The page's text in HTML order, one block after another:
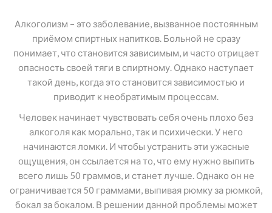
Алкоголизм – это заболевание, вызванное постоянным
приёмом спиртных напитков. Больной не сразу
понимает, что становится зависимым, и часто отрицает
опасность своей тяги в спиртному. Однако наступает
такой день, когда это становится зависимостью и
приводит к необратимым процессам.
Человек начинает чувствовать себя очень плохо без
алкоголя как морально, так и психически. У него
начинаются ломки. И чтобы устранить эти ужасные
ощущения, он ссылается на то, что ему нужно выпить
всего лишь 50 граммов, и станет лучше. Однако он не
ограничивается 50 граммами, выпивая рюмку за рюмкой,
бокал за бокалом. В решении данной проблемы может